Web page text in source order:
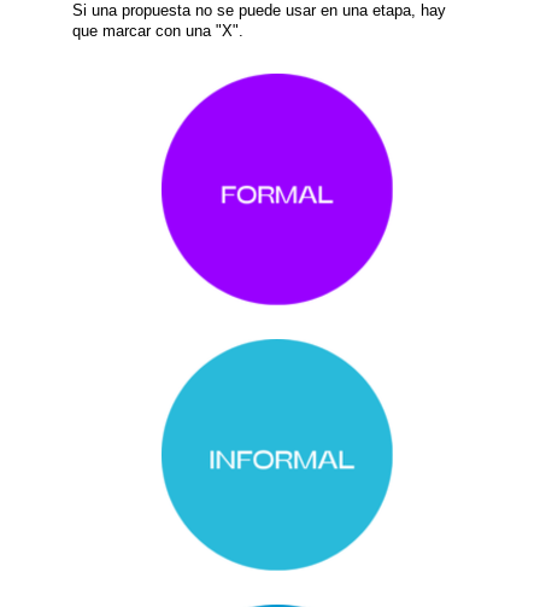
Si una propuesta no se puede usar en una etapa, hay
que marcar con una "X".